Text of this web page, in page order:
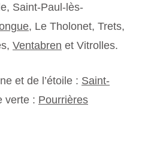
Saint-Paul-lès-
, Le Tholonet, Trets,
Ventabren et Vitrolles.
et de l’étoile : Saint-
verte : Pourrières